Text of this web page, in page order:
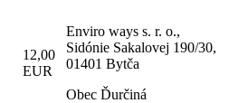
12,00
EUR
Enviro ways s. r. o.,
Sidónie Sakalovej 190/30,
01401 Bytča
Obec Ďurčiná